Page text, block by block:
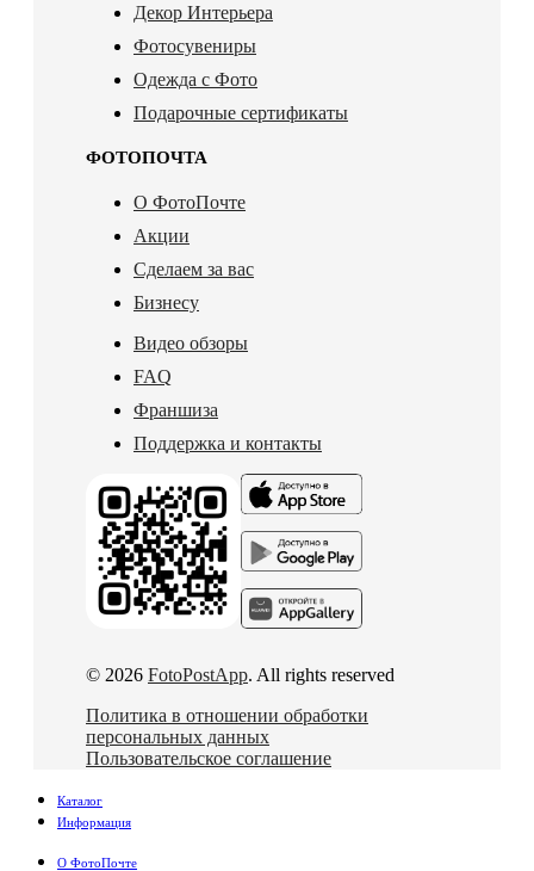
Декор Интерьера
Фотосувениры
Одежда с Фото
Подарочные сертификаты
ФОТОПОЧТА
О ФотоПочте
Акции
Сделаем за вас
Бизнесу
Видео обзоры
FAQ
Франшиза
Поддержка и контакты
© 2026 FotoPostApp. All rights reserved
Политика в отношении обработки
персональных данных
Пользовательское соглашение
Каталог
Информация
О ФотоПочте